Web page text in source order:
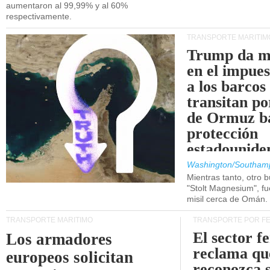
aumentaron al 99,99% y al 60%
respectivamente.
TRANSPORTE
Trump da
en el
a los barcos
transitan
de Ormuz
protección
Washington/
Mientras tanto, otro
"Stolt Magnesium",
misil cerca de Omán.
TRANSPORTE MARÍTIMO
Los armadores
europeos solicitan
TRANSPORTE POR
El sector
reclama